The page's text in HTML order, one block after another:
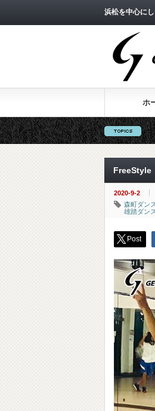
浜松を中心に
ホ
FreeStyle
2020-9-2
森町ダン
雄踏ダン
Post